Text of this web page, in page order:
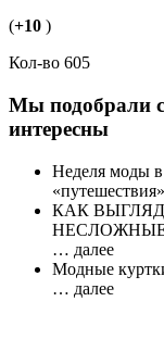
(+10 )
Кол-во 605
Мы подобрали
интересны
Неделя моды
КАК
… далее
Модные
… далее